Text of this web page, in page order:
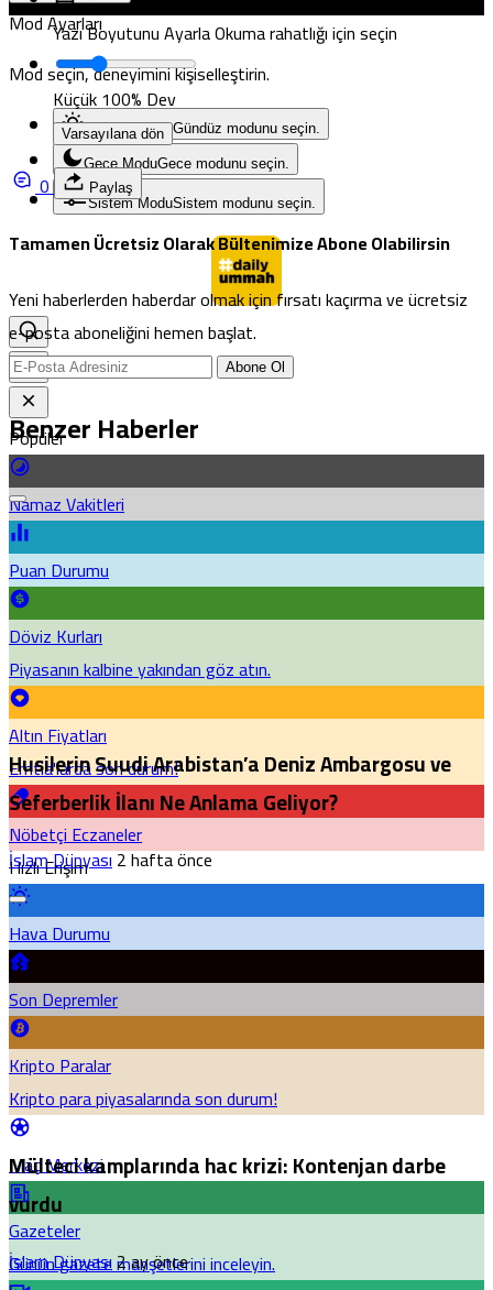
Mod Ayarları
Mod seçin, deneyimini kişiselleştirin.
Gündüz ModuGündüz modunu seçin.
Gece ModuGece modunu seçin.
Sistem ModuSistem modunu seçin.
Popüler
Namaz Vakitleri
Puan Durumu
Döviz Kurları
Piyasanın kalbine yakından göz atın.
Altın Fiyatları
Emtia'larda son durum!
Nöbetçi Eczaneler
Hızlı Erişim
Hava Durumu
Son Depremler
Kripto Paralar
Kripto para piyasalarında son durum!
Maç Merkezi
Gazeteler
Günün gazete manşetlerini inceleyin.
Yazı Boyutunu AyarlaOkuma rahatlığı için seçin
Küçük100%Dev
Varsayılana dön
0 Paylaş
Tamamen Ücretsiz Olarak Bültenimize Abone Olabilirsin
Yeni haberlerden haberdar olmak için fırsatı kaçırma ve ücretsiz
e-posta aboneliğini hemen başlat.
Abone Ol
Benzer Haberler
Husilerin Suudi Arabistan’a Deniz Ambargosu ve
Seferberlik İlanı Ne Anlama Geliyor?
İslam Dünyası2 hafta önce
Mülteci kamplarında hac krizi: Kontenjan darbe
vurdu
İslam Dünyası2 ay önce